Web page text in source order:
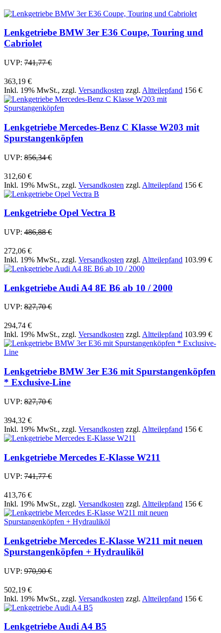
Lenkgetriebe BMW 3er E36 Coupe, Touring und
Cabriolet
UVP: 741,77 €
363,19 €
Inkl. 19% MwSt., zzgl. Versandkosten zzgl. Altteilepfand 156 €
Lenkgetriebe Mercedes-Benz C Klasse W203 mit
Spurstangenköpfen
UVP: 856,34 €
312,60 €
Inkl. 19% MwSt., zzgl. Versandkosten zzgl. Altteilepfand 156 €
Lenkgetriebe Opel Vectra B
UVP: 486,88 €
272,06 €
Inkl. 19% MwSt., zzgl. Versandkosten zzgl. Altteilepfand 103.99 €
Lenkgetriebe Audi A4 8E B6 ab 10 / 2000
UVP: 827,70 €
294,74 €
Inkl. 19% MwSt., zzgl. Versandkosten zzgl. Altteilepfand 103.99 €
Lenkgetriebe BMW 3er E36 mit Spurstangenköpfen
* Exclusive-Line
UVP: 827,70 €
394,32 €
Inkl. 19% MwSt., zzgl. Versandkosten zzgl. Altteilepfand 156 €
Lenkgetriebe Mercedes E-Klasse W211
UVP: 741,77 €
413,76 €
Inkl. 19% MwSt., zzgl. Versandkosten zzgl. Altteilepfand 156 €
Lenkgetriebe Mercedes E-Klasse W211 mit neuen
Spurstangenköpfen + Hydrauliköl
UVP: 970,90 €
502,19 €
Inkl. 19% MwSt., zzgl. Versandkosten zzgl. Altteilepfand 156 €
Lenkgetriebe Audi A4 B5